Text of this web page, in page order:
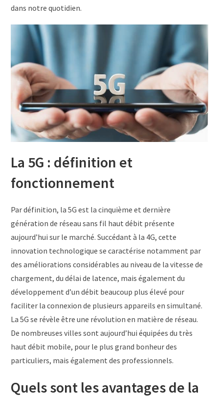
dans notre quotidien.
La 5G : définition et
fonctionnement
Par définition, la 5G est la cinquième et dernière
génération de réseau sans fil haut débit présente
aujourd’hui sur le marché. Succédant à la 4G, cette
innovation technologique se caractérise notamment par
des améliorations considérables au niveau de la vitesse de
chargement, du délai de latence, mais également du
développement d’un débit beaucoup plus élevé pour
faciliter la connexion de plusieurs appareils en simultané.
La 5G se révèle être une révolution en matière de réseau.
De nombreuses villes sont aujourd’hui équipées du très
haut débit mobile, pour le plus grand bonheur des
particuliers, mais également des professionnels.
Quels sont les avantages de la